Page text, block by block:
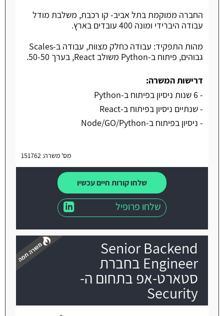
החברה ממוקמת בתל אביב- קו רכבת, משלבת מודל
עבודה היברידי ומונה 400 עובדים בארץ.
מהות התפקיד: עבודה כחלק מצוות, עבודה ב-Scales
גבוהים, פיתוח ב-Python משולב React, בערך 50-50.
דרישות המשרה:
- 6 שנות ניסיון בפיתוח ב-Python
- שנתיים ניסיון בפיתוח ב-React
- ניסיון בפיתוח ב-Node/GO/Python
מס' משרה: 151762
שלחו קורות חיים עכשיו
שלחו פרופיל
Senior Backend
Engineer בחברת
סטארט-אפ בתחום ה-
Security